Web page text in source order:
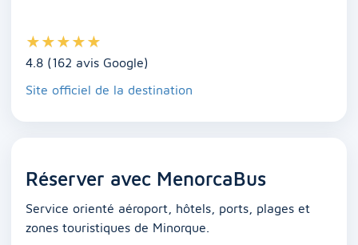
★★★★★
4.8 (162 avis Google)
Site officiel de la destination
Réserver avec MenorcaBus
Service orienté aéroport, hôtels, ports, plages et
zones touristiques de Minorque.